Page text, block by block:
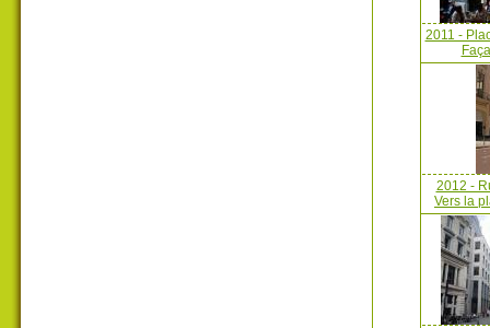
2011 -
2012 -
Vers la